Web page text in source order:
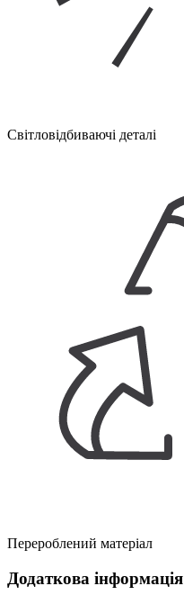
Світловідбиваючі деталі
Перероблений матеріал
Додаткова інформація